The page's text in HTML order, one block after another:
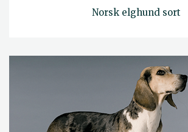
Norsk elghund sort